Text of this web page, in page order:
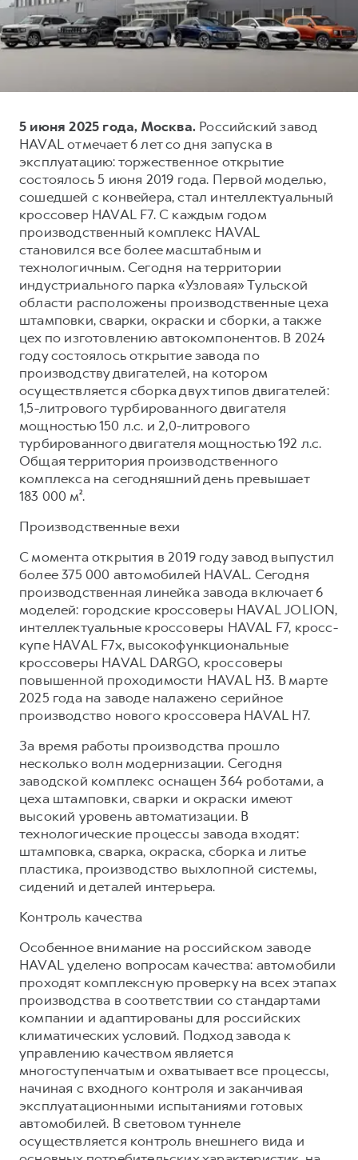
POER
от 3 449 000 ₽
Тест-драйв
Трейд-ин
Кредитный калькулятор
Страхование
Кредит
КОРПОРАТИВНЫМ КЛИЕНТАМ
Для малого бизнеса
Корпоративным клиентам
Крупным корпоративным клиентам
Система управления автопарком
Сервис для корпоративных клиентов
HAVAL Лизинг
АКСЕССУАРЫ HAVAL
Автомобильные аксессуары
Коллекция CITY
СЕРВИСНОЕ ОБСЛУЖИВАНИЕ
Нулевое ТО
Электронный ПТС
ПОДДЕРЖКА
GWM Безопасность
Гарантия HAVAL
Мобильное приложение GWM
Программа «HAVAL Защита+»
Руководства по эксплуатации
Подписки
АКСЕССУАРЫ HAVAL
Автомобильные аксессуары
Коллекция CITY
Коллекция Базовая
Коллекция Детская
О дилере
Наша команда
5 июня 2025 года, Москва. Российский завод
HAVAL отмечает 6 лет со дня запуска в
эксплуатацию: торжественное открытие
состоялось 5 июня 2019 года. Первой моделью,
сошедшей с конвейера, стал интеллектуальный
кроссовер HAVAL F7. С каждым годом
производственный комплекс HAVAL
становился все более масштабным и
технологичным. Сегодня на территории
индустриального парка «Узловая» Тульской
области расположены производственные цеха
штамповки, сварки, окраски и сборки, а также
цех по изготовлению автокомпонентов. В 2024
году состоялось открытие завода по
производству двигателей, на котором
осуществляется сборка двух типов двигателей:
1,5-литрового турбированного двигателя
мощностью 150 л.с. и 2,0-литрового
турбированного двигателя мощностью 192 л.с.
Общая территория производственного
комплекса на сегодняшний день превышает
183 000 м².
Производственные вехи
С момента открытия в 2019 году завод выпустил
более 375 000 автомобилей HAVAL. Сегодня
производственная линейка завода включает 6
моделей: городские кроссоверы HAVAL JOLION,
интеллектуальные кроссоверы HAVAL F7, кросс-
купе HAVAL F7x, высокофункциональные
кроссоверы HAVAL DARGO, кроссоверы
повышенной проходимости HAVAL H3. В марте
2025 года на заводе налажено серийное
производство нового кроссовера HAVAL H7.
За время работы производства прошло
несколько волн модернизации. Сегодня
заводской комплекс оснащен 364 роботами, а
цеха штамповки, сварки и окраски имеют
высокий уровень автоматизации. В
технологические процессы завода входят:
штамповка, сварка, окраска, сборка и литье
пластика, производство выхлопной системы,
сидений и деталей интерьера.
Контроль качества
Особенное внимание на российском заводе
HAVAL уделено вопросам качества: автомобили
проходят комплексную проверку на всех этапах
производства в соответствии со стандартами
компании и адаптированы для российских
климатических условий. Подход завода к
управлению качеством является
многоступенчатым и охватывает все процессы,
начиная с входного контроля и заканчивая
эксплуатационными испытаниями готовых
автомобилей. В световом туннеле
осуществляется контроль внешнего вида и